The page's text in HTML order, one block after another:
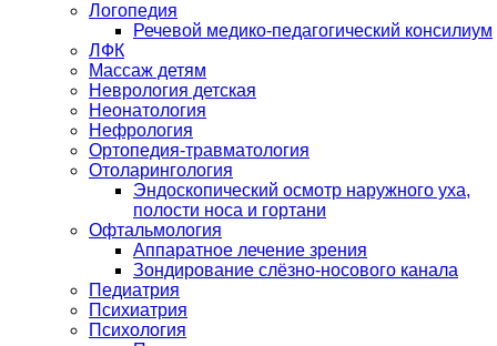
Логопедия
Речевой медико-педагогический консилиум
ЛФК
Массаж детям
Неврология детская
Неонатология
Нефрология
Ортопедия-травматология
Отоларингология
Эндоскопический осмотр наружного уха,
полости носа и гортани
Офтальмология
Аппаратное лечение зрения
Зондирование слёзно-носового канала
Педиатрия
Психиатрия
Психология